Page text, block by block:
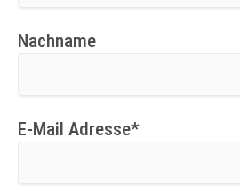
Nachname
Pflichtfeld
E-Mail Adresse*